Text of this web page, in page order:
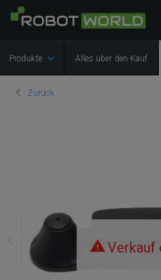
Produkte Alles über den Kauf
Zurück
Verkauf